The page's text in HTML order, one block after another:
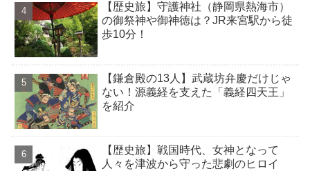
【歴史旅】守護神社（静岡県熱海市）
の御祭神や御神徳は？JR来宮駅から徒
歩10分！
【鎌倉殿の13人】武蔵坊弁慶だけじゃ
ない！源義経を支えた「義経四天王」
を紹介
【歴史旅】戦国時代、女神となって
人々を津波から守った悲劇のヒロイ